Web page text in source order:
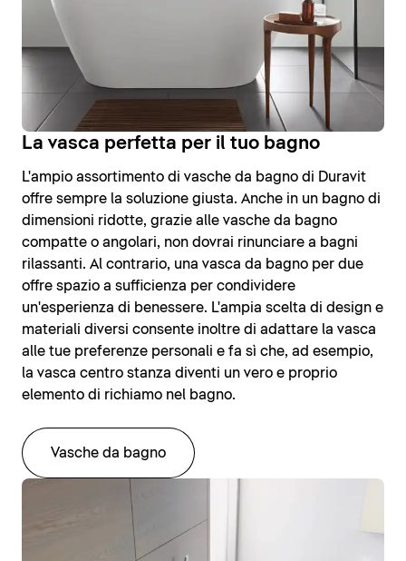
La vasca perfetta per il tuo bagno
L'ampio assortimento di vasche da bagno di Duravit
offre sempre la soluzione giusta. Anche in un bagno di
dimensioni ridotte, grazie alle vasche da bagno
compatte o angolari, non dovrai rinunciare a bagni
rilassanti. Al contrario, una vasca da bagno per due
offre spazio a sufficienza per condividere
un'esperienza di benessere. L'ampia scelta di design e
materiali diversi consente inoltre di adattare la vasca
alle tue preferenze personali e fa sì che, ad esempio,
la vasca centro stanza diventi un vero e proprio
elemento di richiamo nel bagno.
Vasche da bagno